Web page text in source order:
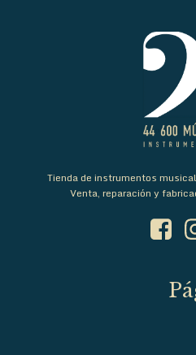
Tienda de instrumentos
Venta, reparación y